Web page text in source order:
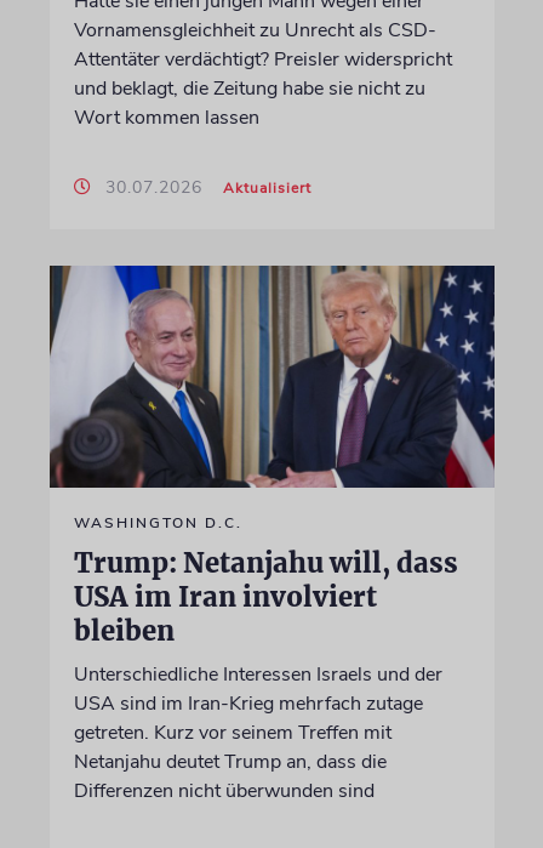
Vornamensgleichheit zu Unrecht als CSD-
Attentäter verdächtigt? Preisler widerspricht
und beklagt, die Zeitung habe sie nicht zu
Wort kommen lassen
30.07.2026 Aktualisiert
WASHINGTON D.C.
Trump: Netanjahu will, dass
USA im Iran involviert
bleiben
Unterschiedliche Interessen Israels und der
USA sind im Iran-Krieg mehrfach zutage
getreten. Kurz vor seinem Treffen mit
Netanjahu deutet Trump an, dass die
Differenzen nicht überwunden sind